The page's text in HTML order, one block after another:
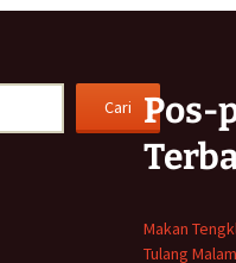
Cari
Pos-
Makan
Tulang